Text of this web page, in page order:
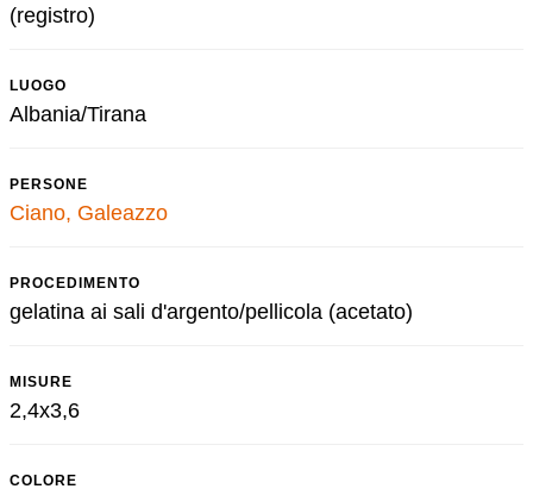
(registro)
LUOGO
Albania/Tirana
PERSONE
Ciano, Galeazzo
PROCEDIMENTO
gelatina ai sali d'argento/pellicola (acetato)
MISURE
2,4x3,6
COLORE